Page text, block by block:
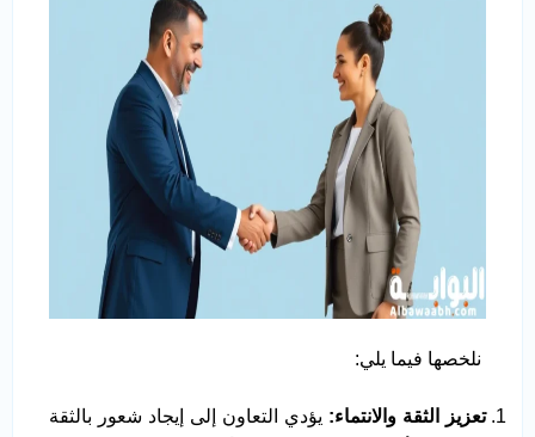
نلخصها فيما يلي:
تعزيز الثقة والانتماء: يؤدي التعاون إلى إيجاد شعور بالثقة